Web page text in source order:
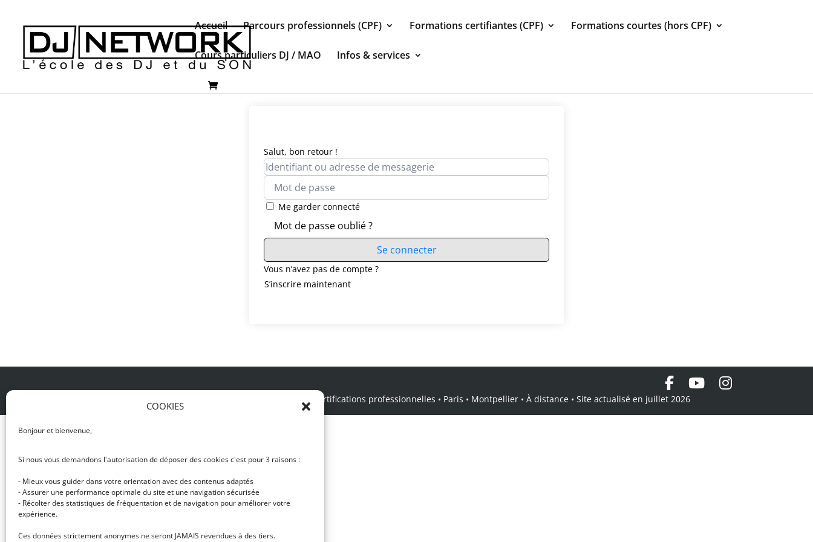
COOKIES
Bonjour et bienvenue,
Si nous vous demandons l'autorisation de déposer des cookies c'est pour 3 raisons :
- Mieux vous guider dans votre orientation avec des contenus adaptés
- Assurer une performance optimale du site et une navigation sécurisée
- Récolter des statistiques de fréquentation et de navigation pour améliorer votre
expérience.
Ces données strictement anonymes ne seront JAMAIS revendues à des tiers.
Accueil Parcours professionnels (CPF) Formations certifiantes (CPF) Formations courtes (hors CPF)
Cours particuliers DJ / MAO Infos & services
Salut, bon retour !
Me garder connecté
Mot de passe oublié ?
Se connecter
Vous n’avez pas de compte ?
S’inscrire maintenant
© DJ NETWORK • École de DJ et de production musicale • Certifications professionnelles • Paris • Montpellier • À distance • Site actualisé en juillet 2026